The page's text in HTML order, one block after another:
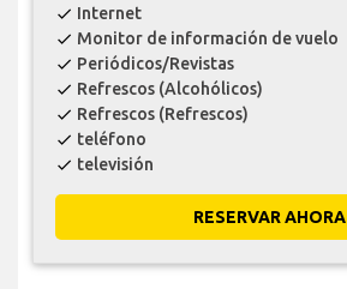
check Internet
check Monitor de información de vuelo
check Periódicos/Revistas
check Refrescos (Alcohólicos)
check Refrescos (Refrescos)
check teléfono
check televisión
RESERVAR AHORA